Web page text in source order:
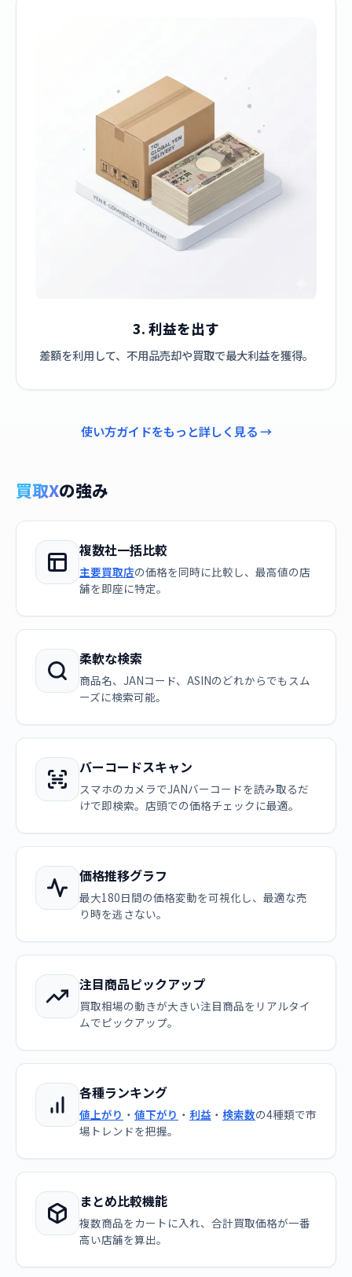
3. 利益を出す
差額を利用して、不用品売却や買取で最大利益を獲得。
使い方ガイドをもっと詳しく見る →
買取Xの強み
複数社一括比較
主要買取店の価格を同時に比較し、最高値の店
舗を即座に特定。
柔軟な検索
商品名、JANコード、ASINのどれからでもスム
ーズに検索可能。
バーコードスキャン
スマホのカメラでJANバーコードを読み取るだ
けで即検索。店頭での価格チェックに最適。
価格推移グラフ
最大180日間の価格変動を可視化し、最適な売
り時を逃さない。
注目商品ピックアップ
買取相場の動きが大きい注目商品をリアルタイ
ムでピックアップ。
各種ランキング
値上がり ・ 値下がり ・ 利益 ・ 検索数の4種類で市
場トレンドを把握。
まとめ比較機能
複数商品をカートに入れ、合計買取価格が一番
高い店舗を算出。